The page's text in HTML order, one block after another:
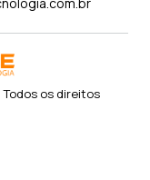
Todos os direitos